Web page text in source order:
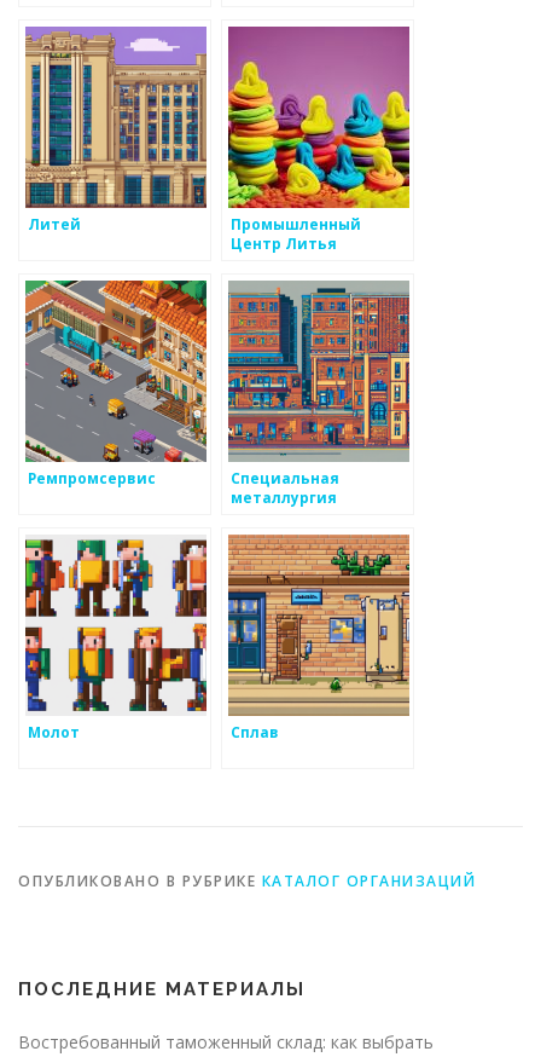
Литей
Промышленный
Центр Литья
Ремпромсервис
Специальная
металлургия
Молот Сплав
ОПУБЛИКОВАНО В РУБРИКЕ КАТАЛОГ ОРГАНИЗАЦИЙ
ПОСЛЕДНИЕ МАТЕРИАЛЫ
Востребованный таможенный склад: как выбрать